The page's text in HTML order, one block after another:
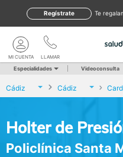
te
Regístrate
LLAMAR
MI CUENTA
Especialidades Videoconsulta
Cádiz Cádiz
Holter de
Policlínica Santa